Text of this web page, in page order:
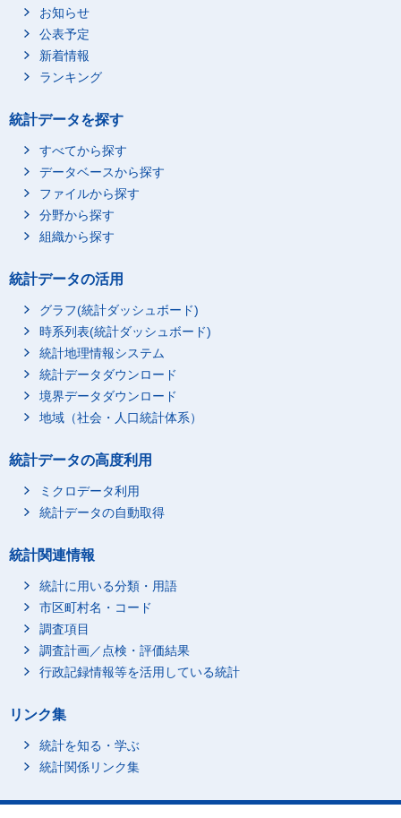
お知らせ
公表予定
新着情報
ランキング
統計データを探す
すべてから探す
データベースから探す
ファイルから探す
分野から探す
組織から探す
統計データの活用
グラフ(統計ダッシュボード)
時系列表(統計ダッシュボード)
統計地理情報システム
統計データダウンロード
境界データダウンロード
地域（社会・人口統計体系）
統計データの高度利用
ミクロデータ利用
統計データの自動取得
統計関連情報
統計に用いる分類・用語
市区町村名・コード
調査項目
調査計画／点検・評価結果
行政記録情報等を活用している統計
リンク集
統計を知る・学ぶ
統計関係リンク集